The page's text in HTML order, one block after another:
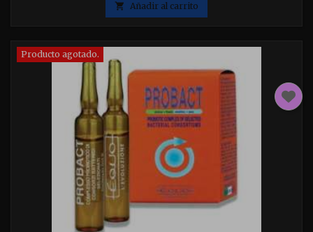
 Añadir al carrito
Producto agotado.